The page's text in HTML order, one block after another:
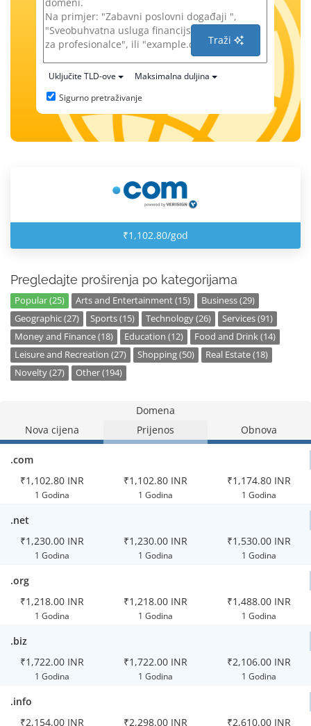
Traži
Uključite TLD-ove
Maksimalna duljina
Sigurno pretraživanje
₹1,102.80/god
Pregledajte proširenja po kategorijama
Popular (25) Arts and Entertainment (15)
Business (29)
Geographic (27)
Sports (15) Technology (26)
Services (91)
Money and Finance (18)
Education (12)
Food and Drink (14)
Leisure and Recreation (27)
Shopping (50)
Real Estate (18)
Novelty (27)
Other (194)
Domena
Nova cijena
Prijenos Obnova
.com
₹1,102.80 INR
1 Godina
₹1,102.80 INR
1 Godina
₹1,174.80 INR
1 Godina
.net
₹1,230.00 INR
1 Godina
₹1,230.00 INR
1 Godina
₹1,530.00 INR
1 Godina
.org
₹1,218.00 INR
1 Godina
₹1,218.00 INR
1 Godina
₹1,488.00 INR
1 Godina
.biz
₹1,722.00 INR
1 Godina
₹1,722.00 INR
1 Godina
₹2,106.00 INR
1 Godina
.info
₹2,154.00 INR
₹2,298.00 INR ₹2,610.00 INR